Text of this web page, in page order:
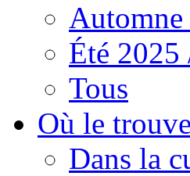
Été 2025
Tous
Où le
Dans la